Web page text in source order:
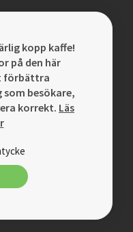
4
kopp kaffe!
på den här
förbättra
besökare,
korrekt. Läs